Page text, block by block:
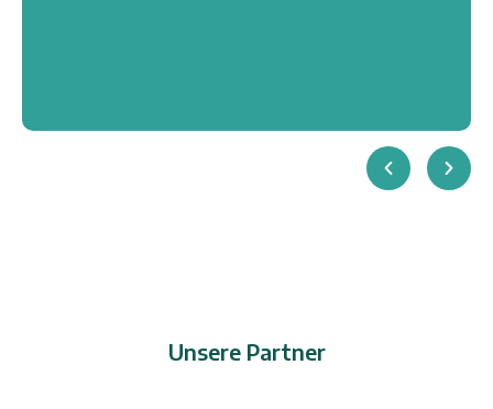
Unsere Partner